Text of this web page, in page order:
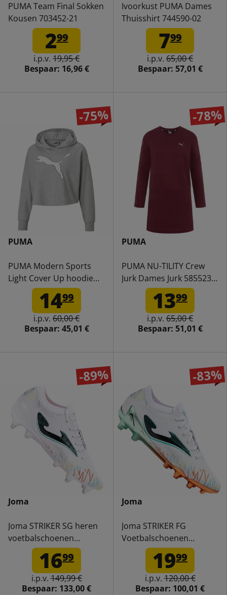
PUMA Team Final Sokken
Kousen 703452-21
299
i.p.v. 19,95 €
Bespaar: 16,96 €
Ivoorkust PUMA Dames
Thuisshirt 744590-02
799
i.p.v. 65,00 €
Bespaar: 57,01 €
-75%
PUMA
PUMA Modern Sports
Light Cover Up hoodie
voor dames 582944-04
1499
i.p.v. 60,00 €
Bespaar: 45,01 €
-78%
PUMA
PUMA NU-TILITY Crew
Jurk Dames Jurk 585523-
1399
i.p.v. 65,00 €
Bespaar: 51,01 €
-89%
Joma
Joma STRIKER SG heren
voetbalschoenen
STRIKS2502SG
1699
i.p.v.149,99 €
Bespaar: 133,00 €
-83%
Joma
Joma STRIKER FG
Voetbalschoenen
STRIKS2502FG
1999
i.p.v.120,00 €
Bespaar: 100,01 €